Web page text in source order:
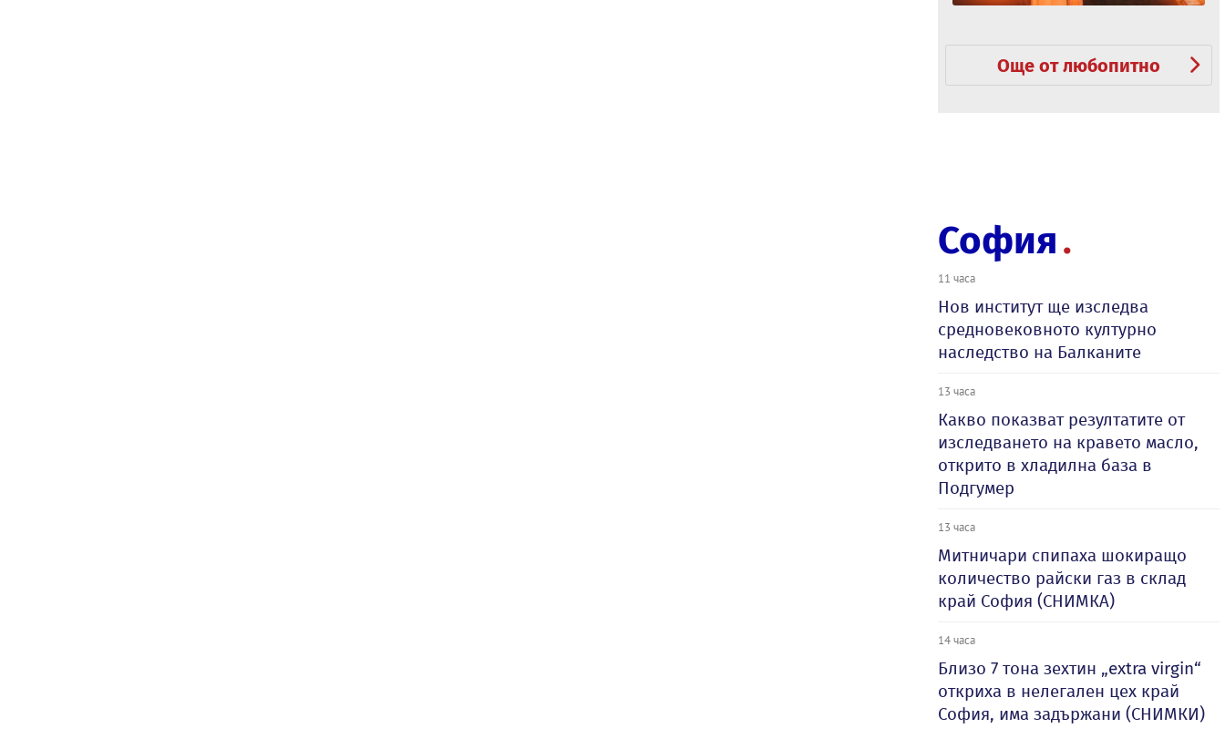
Още от любопитно
София
11 часа
Нов институт ще изследва
средновековното културно
наследство на Балканите
13 часа
Какво показват резултатите от
изследването на кравето масло,
открито в хладилна база в
Подгумер
13 часа
Митничари спипаха шокиращо
количество райски газ в склад
край София (СНИМКА)
14 часа
Близо 7 тона зехтин „extra virgin“
откриха в нелегален цех край
София, има задържани (СНИМКИ)